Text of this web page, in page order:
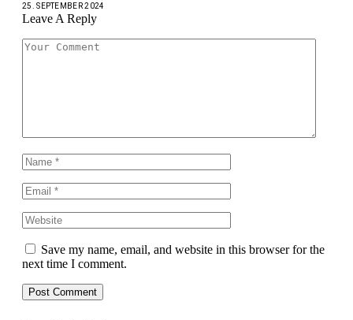
25. SEPTEMBER 2024
Leave A Reply
Save my name, email, and website in this browser for the
next time I comment.